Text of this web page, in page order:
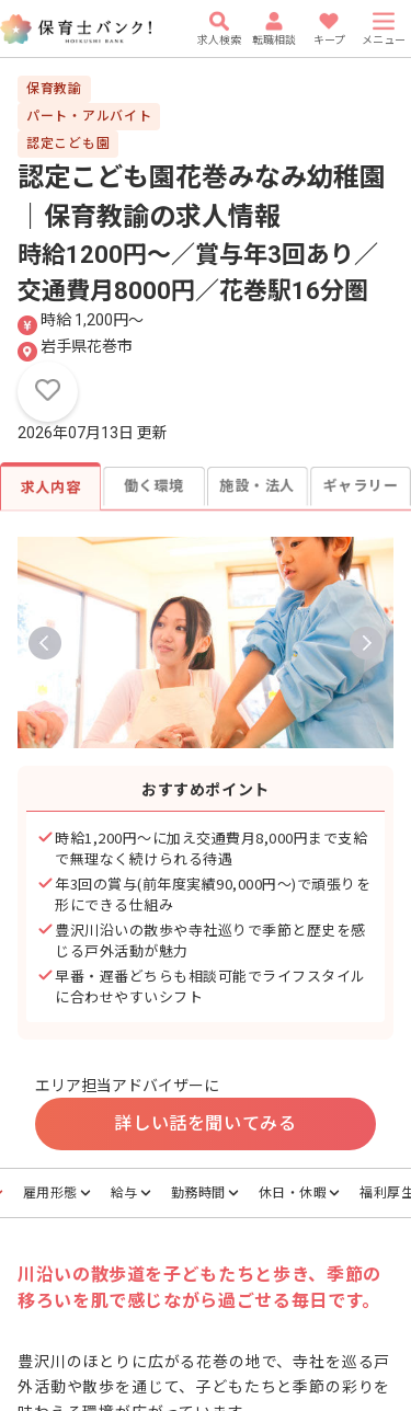
求人検索 転職相談 キープ メニュー
保育教諭
パート・アルバイト
認定こども園
認定こども園花巻みなみ幼稚園
｜保育教諭の求人情報
時給1200円〜／賞与年3回あり／
交通費月8000円／花巻駅16分圏
時給 1,200円〜
岩手県花巻市
2026年07月13日 更新
求人内容 働く環境 施設・法人 ギャラリー
おすすめポイント
時給1,200円〜に加え交通費月8,000円まで支給
で無理なく続けられる待遇
年3回の賞与(前年度実績90,000円〜)で頑張りを
形にできる仕組み
豊沢川沿いの散歩や寺社巡りで季節と歴史を感
じる戸外活動が魅力
早番・遅番どちらも相談可能でライフスタイル
に合わせやすいシフト
エリア担当アドバイザーに
詳しい話を聞いてみる
雇用形態 給与 勤務時間 休日・休暇 福利厚生
川沿いの散歩道を子どもたちと歩き、季節の
移ろいを肌で感じながら過ごせる毎日です。
豊沢川のほとりに広がる花巻の地で、寺社を巡る戸
外活動や散歩を通じて、子どもたちと季節の彩りを